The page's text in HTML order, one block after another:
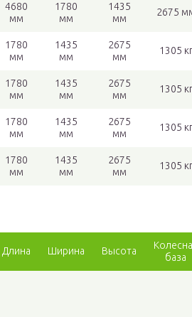
4680
мм
1780
мм
1435
мм
2675
1780
мм
1435
мм
2675
мм
1305 кг
1780
мм
1435
мм
2675
мм
1305 кг
1780
мм
1435
мм
2675
мм
1305 кг
1780
мм
1435
мм
2675
мм
1305 кг
Длина Ширина Высота
база